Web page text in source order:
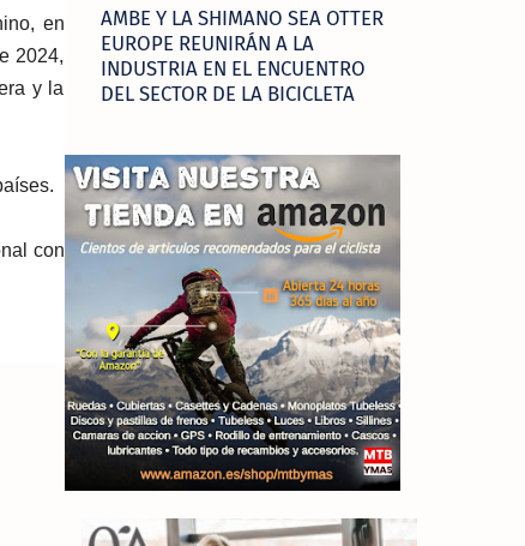
en
2024,
y la
con
AMBE Y LA SHIMANO SEA OTTER
EUROPE REUNIRÁN A LA
INDUSTRIA EN EL ENCUENTRO
DEL SECTOR DE LA BICICLETA